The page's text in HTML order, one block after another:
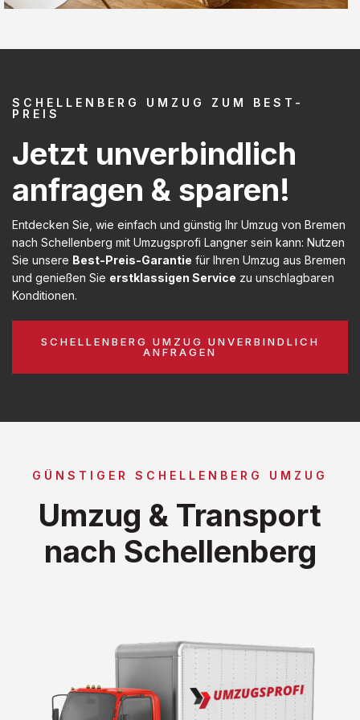
SCHELLENBERG UMZUG ZUM BEST-
PREIS
Jetzt unverbindlich
anfragen & sparen!
Entdecken Sie, wie einfach und günstig Ihr Umzug von Bremen
nach Schellenberg mit Umzugsprofi Langner sein kann: Nutzen
Sie unsere Best-Preis-Garantie für Ihren Umzug aus Bremen
und genießen Sie erstklassigen Service zu unschlagbaren
Konditionen.
SCHELLENBERG UMZUG UNVERBINDLICH
ANFRAGEN
GÜNSTIGER SCHELLENBERG UMZUG
Umzug & Transport
nach Schellenberg